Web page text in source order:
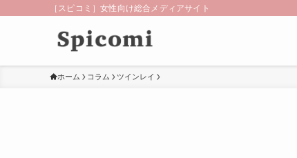
［スピコミ］女性向け総合メディアサイト
ホーム コラム ツインレイ